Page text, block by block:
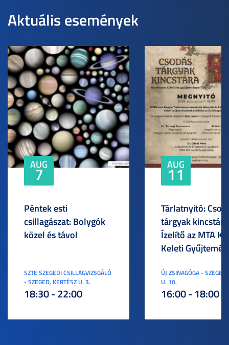
Aktuális események
AUG
7
Péntek esti
csillagászat: Bolygók
közel és távol
SZTE SZEGEDI CSILLAGVIZSGÁLÓ
- SZEGED, KERTÉSZ U. 3.
18:30 - 22:00
AUG
11
Tárlatnyitó:
tárgyak
Ízelítő az MTA
Keleti
ÚJ ZSINAGÓGA -
U. 10.
16:00 - 18:00